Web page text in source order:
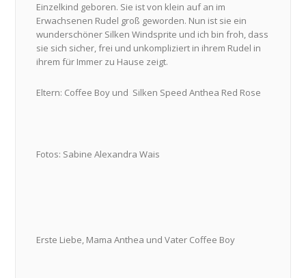
Einzelkind geboren. Sie ist von klein auf an im
Erwachsenen Rudel groß geworden. Nun ist sie ein
wunderschöner Silken Windsprite und ich bin froh, dass
sie sich sicher, frei und unkompliziert in ihrem Rudel in
ihrem für Immer zu Hause zeigt.
Eltern: Coffee Boy und Silken Speed Anthea Red Rose
Fotos: Sabine Alexandra Wais
Erste Liebe, Mama Anthea und Vater Coffee Boy